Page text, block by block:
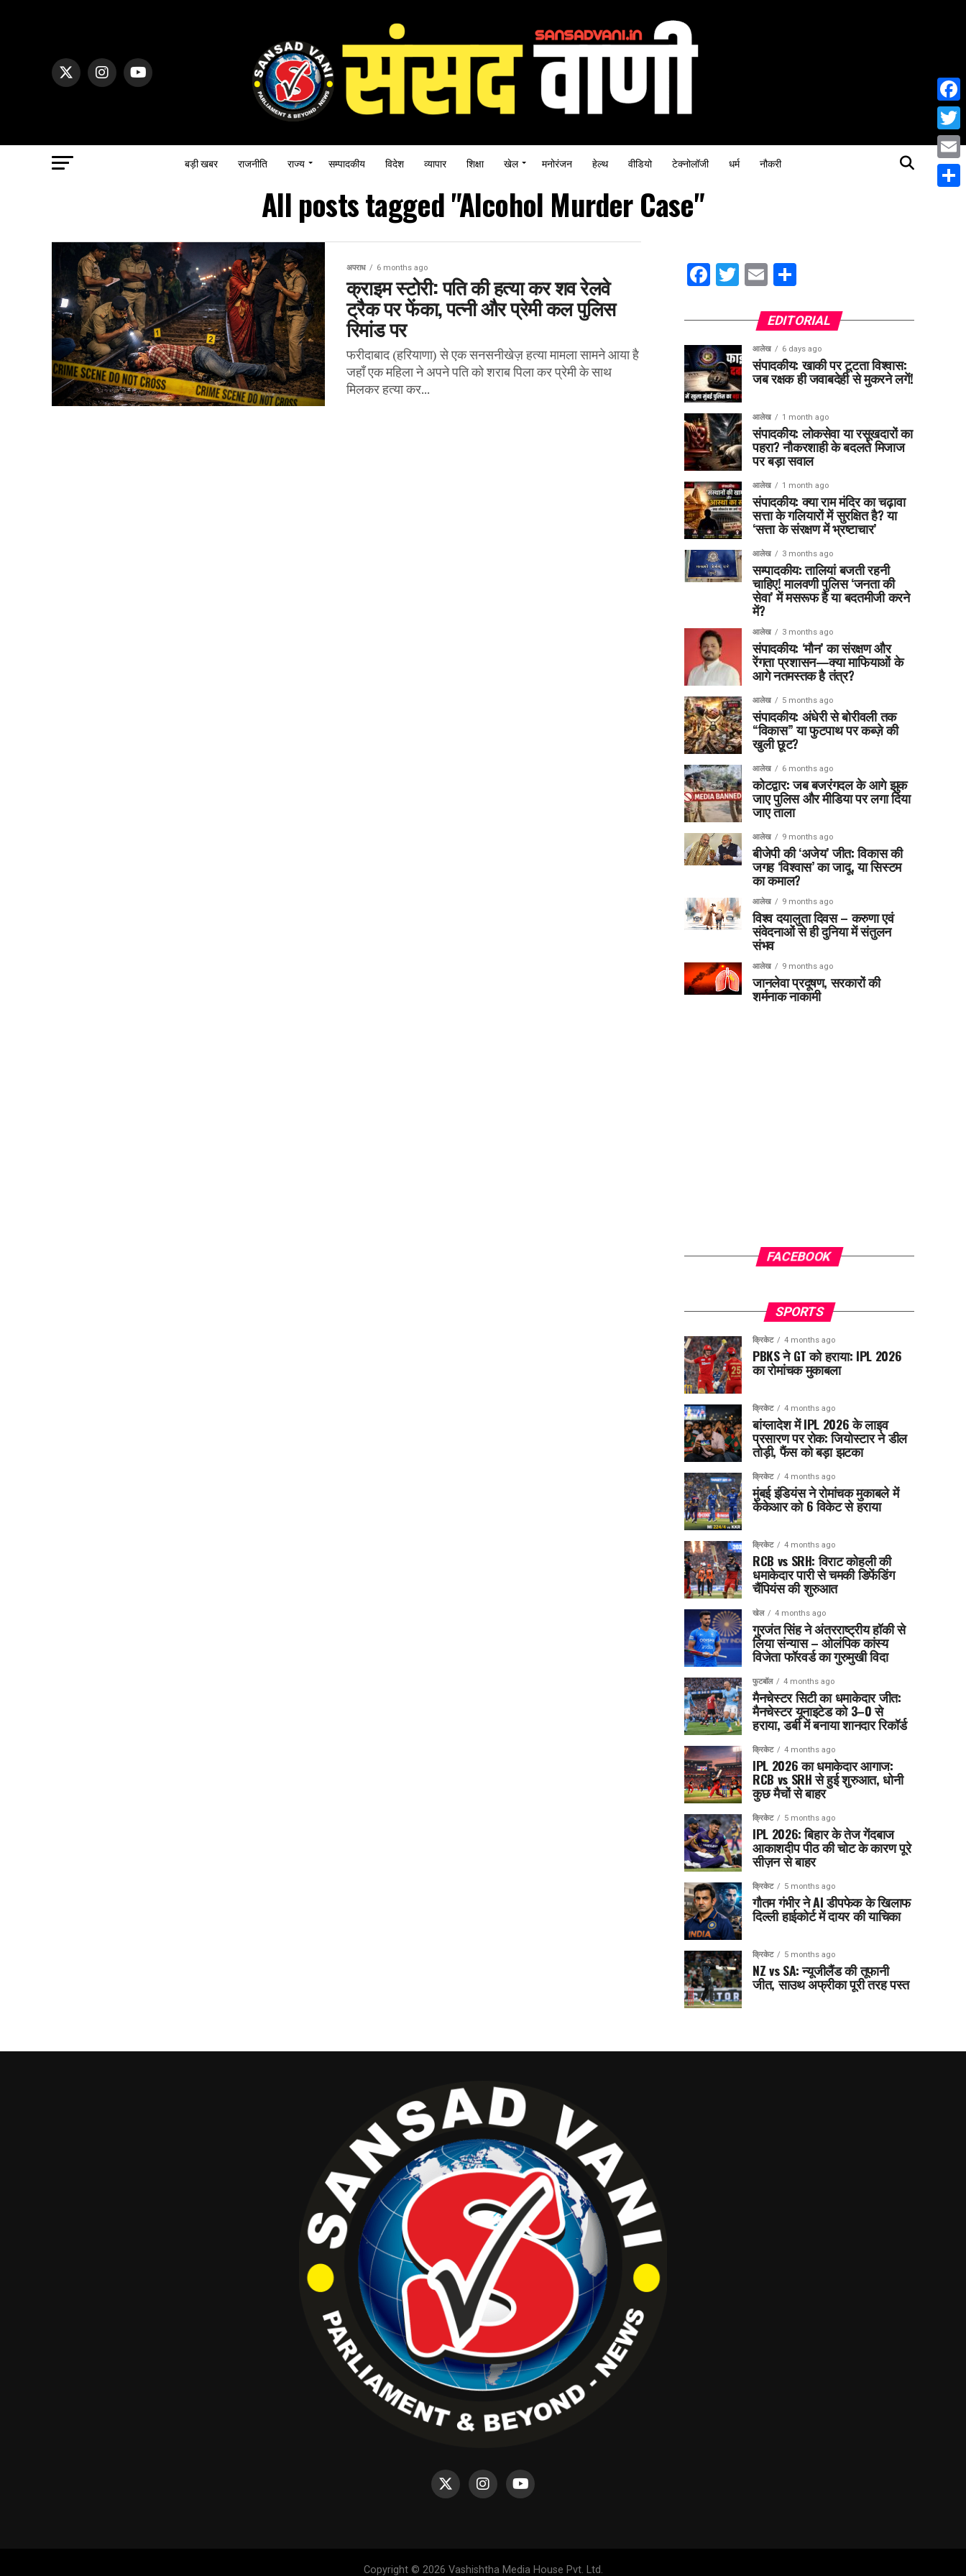
बड़ी खबर राजनीति राज्य सम्पादकीय विदेश व्यापार शिक्षा खेल मनोरंजन हेल्थ वीडियो टेक्नोलॉजी धर्म नौकरी
All posts tagged "Alcohol Murder Case"
अपराध 6 months ago
क्राइम स्टोरी: पति की हत्या कर शव रेलवे
ट्रैक पर फेंका, पत्नी और प्रेमी कल पुलिस
रिमांड पर
फरीदाबाद (हरियाणा) से एक सनसनीखेज़ हत्या मामला सामने आया है
जहाँ एक महिला ने अपने पति को शराब पिला कर प्रेमी के साथ
मिलकर हत्या कर...
Facebook
Twitter
Email
EDITORIAL
आलेख 6 days ago
संपादकीय: खाकी पर टूटता विश्वास:
जब रक्षक ही जवाबदेही से मुकरने लगें!
आलेख 1 month ago
संपादकीय: लोकसेवा या रसूखदारों का
पहरा? नौकरशाही के बदलते मिजाज
पर बड़ा सवाल
आलेख 1 month ago
संपादकीय: क्या राम मंदिर का चढ़ावा
सत्ता के गलियारों में सुरक्षित है? या
‘सत्ता के संरक्षण में भ्रष्टाचार’
आलेख 3 months ago
सम्पादकीय: तालियां बजती रहनी
चाहिए! मालवणी पुलिस ‘जनता की
सेवा’ में मसरूफ है या बदतमीजी करने
में?
आलेख 3 months ago
संपादकीय: ‘मौन’ का संरक्षण और
रेंगता प्रशासन—क्या माफियाओं के
आगे नतमस्तक है तंत्र?
आलेख 5 months ago
संपादकीय: अंधेरी से बोरीवली तक
“विकास” या फुटपाथ पर कब्ज़े की
खुली छूट?
आलेख 6 months ago
कोटद्वार: जब बजरंगदल के आगे झुक
जाए पुलिस और मीडिया पर लगा दिया
जाए ताला
आलेख 9 months ago
बीजेपी की ‘अजेय’ जीत: विकास की
जगह ‘विश्वास’ का जादू, या सिस्टम
का कमाल?
आलेख 9 months ago
विश्व दयालुता दिवस – करुणा एवं
संवेदनाओं से ही दुनिया में संतुलन
संभव
आलेख 9 months ago
जानलेवा प्रदूषण, सरकारों की
शर्मनाक नाकामी
FACEBOOK
SPORTS
क्रिकेट 4 months ago
PBKS ने GT को हराया: IPL 2026
का रोमांचक मुकाबला
क्रिकेट 4 months ago
बांग्लादेश में IPL 2026 के लाइव
प्रसारण पर रोक: जियोस्टार ने डील
तोड़ी, फैंस को बड़ा झटका
क्रिकेट 4 months ago
मुंबई इंडियंस ने रोमांचक मुकाबले में
केकेआर को 6 विकेट से हराया
क्रिकेट 4 months ago
RCB vs SRH: विराट कोहली की
धमाकेदार पारी से चमकी डिफेंडिंग
चैंपियंस की शुरुआत
खेल 4 months ago
गुरजंत सिंह ने अंतरराष्ट्रीय हॉकी से
लिया संन्यास – ओलंपिक कांस्य
विजेता फॉरवर्ड का गुरुमुखी विदा
फुटबॉल 4 months ago
मैनचेस्टर सिटी का धमाकेदार जीत:
मैनचेस्टर यूनाइटेड को 3–0 से
हराया, डर्बी में बनाया शानदार रिकॉर्ड
क्रिकेट 4 months ago
IPL 2026 का धमाकेदार आगाज:
RCB vs SRH से हुई शुरुआत, धोनी
कुछ मैचों से बाहर
क्रिकेट 5 months ago
IPL 2026: बिहार के तेज गेंदबाज
आकाशदीप पीठ की चोट के कारण पूरे
सीज़न से बाहर
क्रिकेट 5 months ago
गौतम गंभीर ने AI डीपफेक के खिलाफ
दिल्ली हाईकोर्ट में दायर की याचिका
क्रिकेट 5 months ago
NZ vs SA: न्यूजीलैंड की तूफानी
जीत, साउथ अफ्रीका पूरी तरह पस्त
Copyright © 2026 Vashishtha Media House Pvt. Ltd.
Email